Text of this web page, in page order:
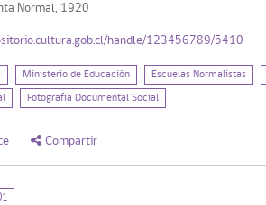
Normal, 1920
handle/123456789/5410
Ministerio de Educación Escuelas Normalistas
Fotografía Documental Social
Compartir